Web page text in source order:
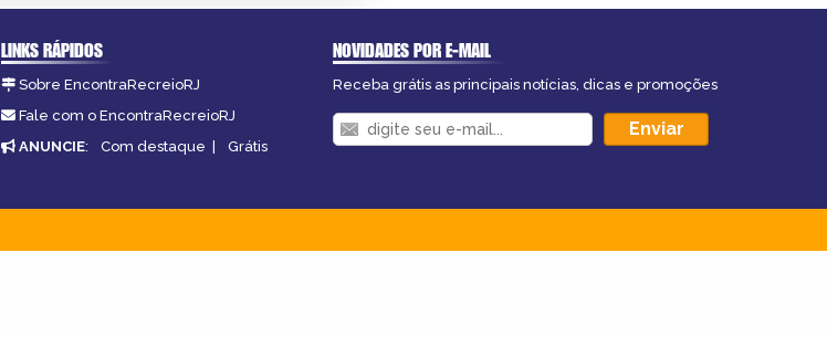
LINKS RÁPIDOS
Sobre EncontraRecreioRJ
Fale com o EncontraRecreioRJ
ANUNCIE: Com destaque | Grátis
NOVIDADES POR E-MAIL
Receba grátis as principais notícias, dicas e promoções